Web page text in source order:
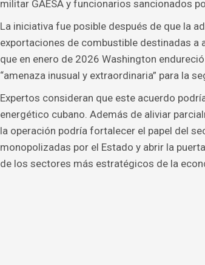
militar GAESA y funcionarios sancionados
La iniciativa fue posible después de que la
exportaciones de combustible destinadas a
que en enero de 2026 Washington
“amenaza inusual y extraordinaria” para la
Expertos consideran que este acuerdo
energético cubano. Además de aliviar
la operación podría fortalecer el papel del
monopolizadas por el Estado y abrir la
de los sectores más estratégicos de la